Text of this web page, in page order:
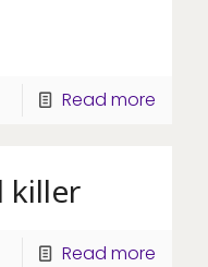
Read more
killer
Read more